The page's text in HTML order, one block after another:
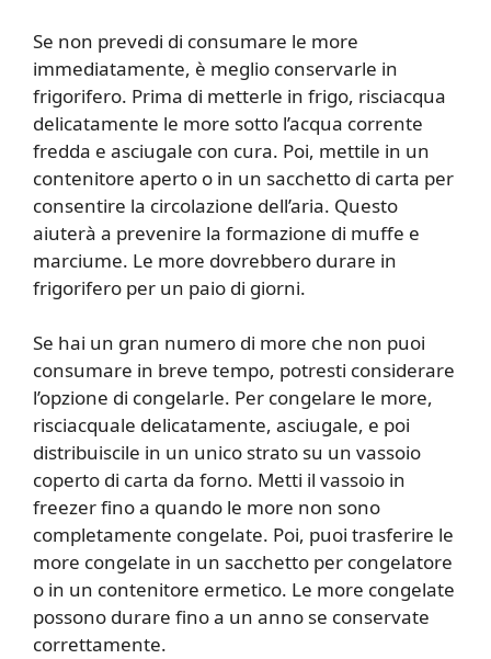
Se non prevedi di consumare le more
immediatamente, è meglio conservarle in
frigorifero. Prima di metterle in frigo, risciacqua
delicatamente le more sotto l’acqua corrente
fredda e asciugale con cura. Poi, mettile in un
contenitore aperto o in un sacchetto di carta per
consentire la circolazione dell’aria. Questo
aiuterà a prevenire la formazione di muffe e
marciume. Le more dovrebbero durare in
frigorifero per un paio di giorni.
Se hai un gran numero di more che non puoi
consumare in breve tempo, potresti considerare
l’opzione di congelarle. Per congelare le more,
risciacquale delicatamente, asciugale, e poi
distribuiscile in un unico strato su un vassoio
coperto di carta da forno. Metti il vassoio in
freezer fino a quando le more non sono
completamente congelate. Poi, puoi trasferire le
more congelate in un sacchetto per congelatore
o in un contenitore ermetico. Le more congelate
possono durare fino a un anno se conservate
correttamente.